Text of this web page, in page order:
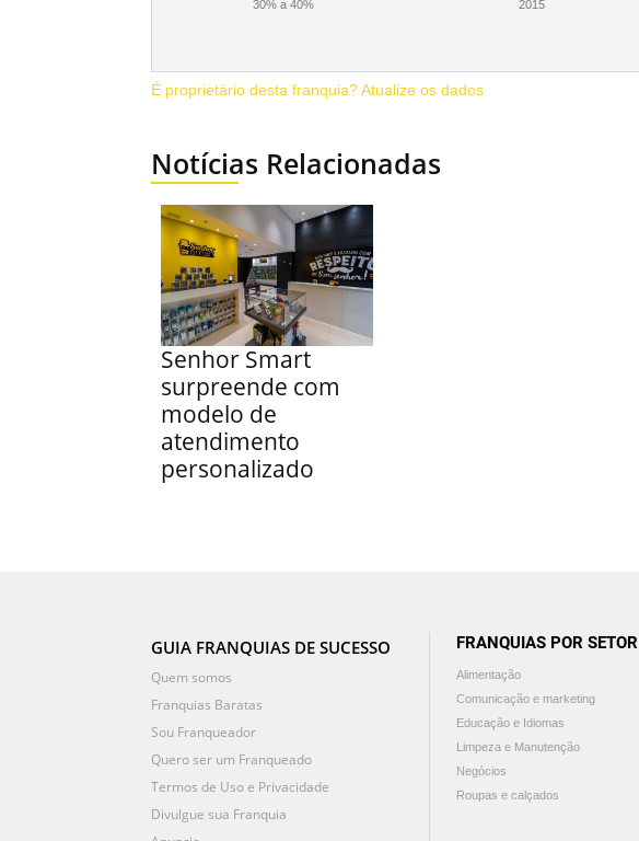
30% a 40% 2015
É proprietário desta franquia? Atualize os dados
Notícias Relacionadas
Senhor Smart
surpreende com
modelo de
atendimento
personalizado
GUIA FRANQUIAS DE SUCESSO
Quem somos
Franquias Baratas
Sou Franqueador
Quero ser um Franqueado
Termos de Uso e Privacidade
Divulgue sua Franquia
FRANQUIAS POR SETOR
Alimentação
Comunicação e marketing
Educação e Idiomas
Limpeza e Manutenção
Negócios
Roupas e calçados